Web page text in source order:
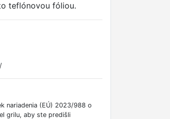
teflónovou fóliou.
nariadenia (EÚ) 2023/988 o
grilu, aby ste predišli